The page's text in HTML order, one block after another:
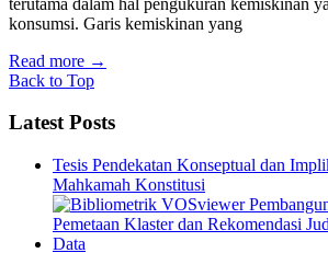
konsumsi. Garis kemiskinan yang
Read more →
Back to Top
Latest Posts
Tesis Pendekatan Konseptual dan
Mahkamah Konstitusi